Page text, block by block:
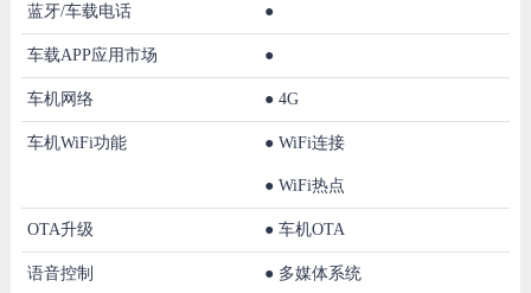
蓝牙/车载电话 ●
车载APP应用市场 ●
车机网络 ● 4G
车机WiFi功能 ● WiFi连接
● WiFi热点
OTA升级 ● 车机OTA
语音控制 ● 多媒体系统